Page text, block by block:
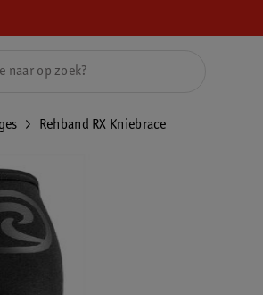
Rehband RX Kniebrace